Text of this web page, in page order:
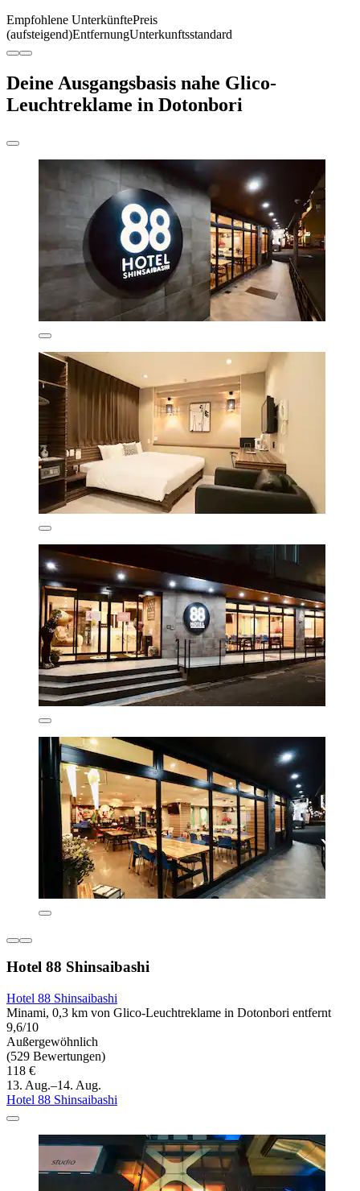
Empfohlene UnterkünftePreis
(aufsteigend)EntfernungUnterkunftsstandard
Deine Ausgangsbasis nahe Glico-
Leuchtreklame in Dotonbori
Hotel 88 Shinsaibashi
Hotel 88 Shinsaibashi
Minami, 0,3 km von Glico-Leuchtreklame in Dotonbori entfernt
9,6/10
Außergewöhnlich
(529 Bewertungen)
118 €
13. Aug.–14. Aug.
Hotel 88 Shinsaibashi